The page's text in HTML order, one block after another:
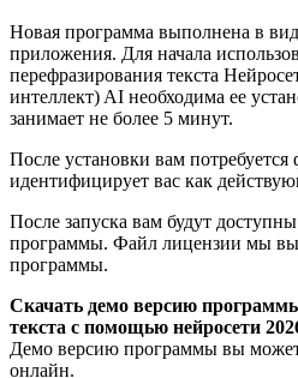
Новая программа выполнена в
приложения. Для начала
перефразирования текста
интеллект) AI необходима ее
занимает не более 5 минут.
После установки вам
идентифицирует вас как
После запуска вам будут
программы. Файл лицензии мы
программы.
Скачать демо версию
текста с помощью нейросети
Демо версию программы вы
онлайн.